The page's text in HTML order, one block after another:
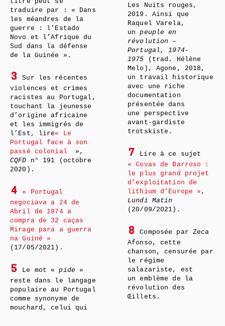
traduire par : « Dans
les méandres de la
guerre : l’Estado
Novo et l’Afrique du
Sud dans la défense
de la Guinée ».
3
Sur les récentes
violences et crimes
racistes au Portugal,
touchant la jeunesse
d’origine africaine
et les immigrés de
l’Est, lire« Le
Portugal face à son
passé colonial
»,
CQFD n° 191 (octobre
2020).
4
« Portugal
negociava a 24 de
Abril de 1974 a
compra de 32 caças
Mirage para a guerra
na Guiné »
(17/05/2021).
5 Le mot «pide »
reste dans le langage
populaire au Portugal
comme synonyme de
mouchard, celui qui
Les Nuits rouges,
2019. Ainsi que
Raquel Varela,
unpeuple en
révolution –
Portugal, 1974-
1975
(trad. Hélène
Melo), Agone, 2018,
un travail historique
avec une riche
documentation
présentée dans
une perspective
avant-gardiste
trotskiste.
7
Lire à ce sujet
« Covas de Barroso :
le plus grand projet
d’exploitation de
lithium d’Europe » ,
Lundi Matin
(20/09/2021).
8
Composée par Zeca
Afonso, cette
chanson, censurée par
le régime
salazariste, est
un emblème de la
révolution des
Œillets.